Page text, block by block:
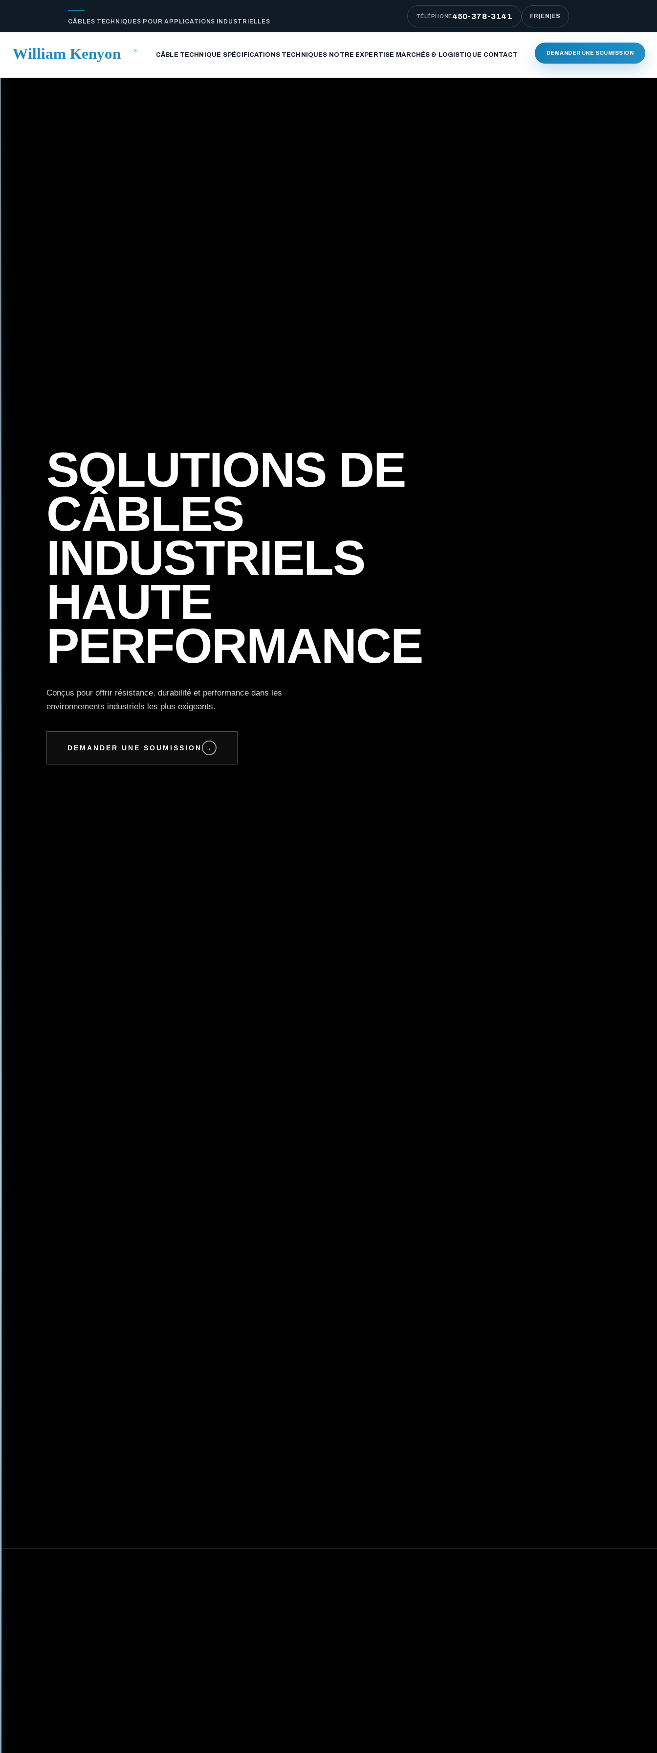
CÂBLES TECHNIQUES POUR APPLICATIONS INDUSTRIELLES
TÉLÉPHONE450-378-3141 FR |EN| ES
CÂBLE TECHNIQUE SPÉCIFICATIONS TECHNIQUES NOTRE EXPERTISE MARCHÉS & LOGISTIQUE CONTACT DEMANDER UNE SOUMISSION
SOLUTIONS DE
CÂBLES
INDUSTRIELS
HAUTE
PERFORMANCE
Conçus pour offrir résistance, durabilité et performance dans les
environnements industriels les plus exigeants.
DEMANDER UNE SOUMISSION →